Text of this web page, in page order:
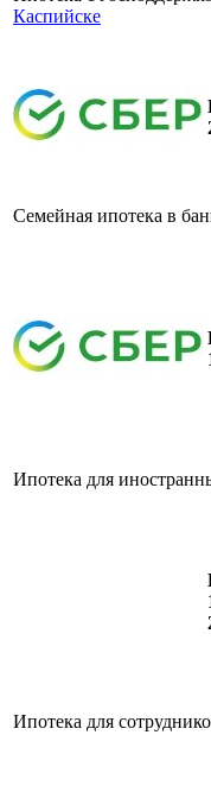
Каспийске
Семейная ипотека в
Ипотека для
Ипотека для